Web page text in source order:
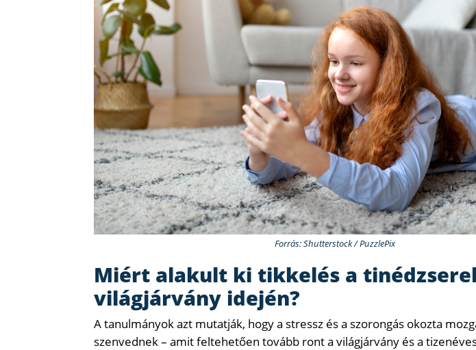
Forrás: Shutterstock / PuzzlePix
Miért alakult ki tikkelés a
világjárvány idején?
A tanulmányok azt mutatják, hogy a stressz és a szorongás okozta
szenvednek – amit feltehetően tovább ront a világjárvány és a